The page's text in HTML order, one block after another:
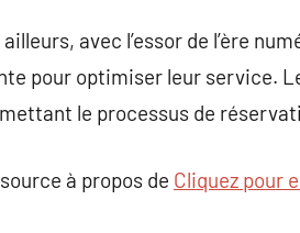
ailleurs, avec l’essor de l’ère
pour optimiser leur service.
le processus de
à propos de Cliquez pour